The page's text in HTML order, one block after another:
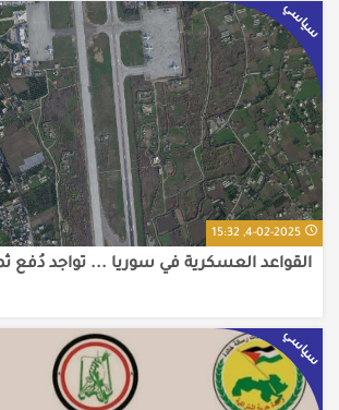
سياسي
4-02-2025, 15:32
القواعد العسكرية في سوريا ... تواجد دُفع
سياسي